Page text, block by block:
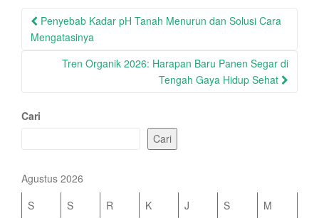
Post
navigation
Penyebab Kadar pH Tanah Menurun dan Solusi Cara
Mengatasinya
Tren Organik 2026: Harapan Baru Panen Segar di
Tengah Gaya Hidup Sehat
Cari
Cari
Agustus 2026
S
S R K J S
M